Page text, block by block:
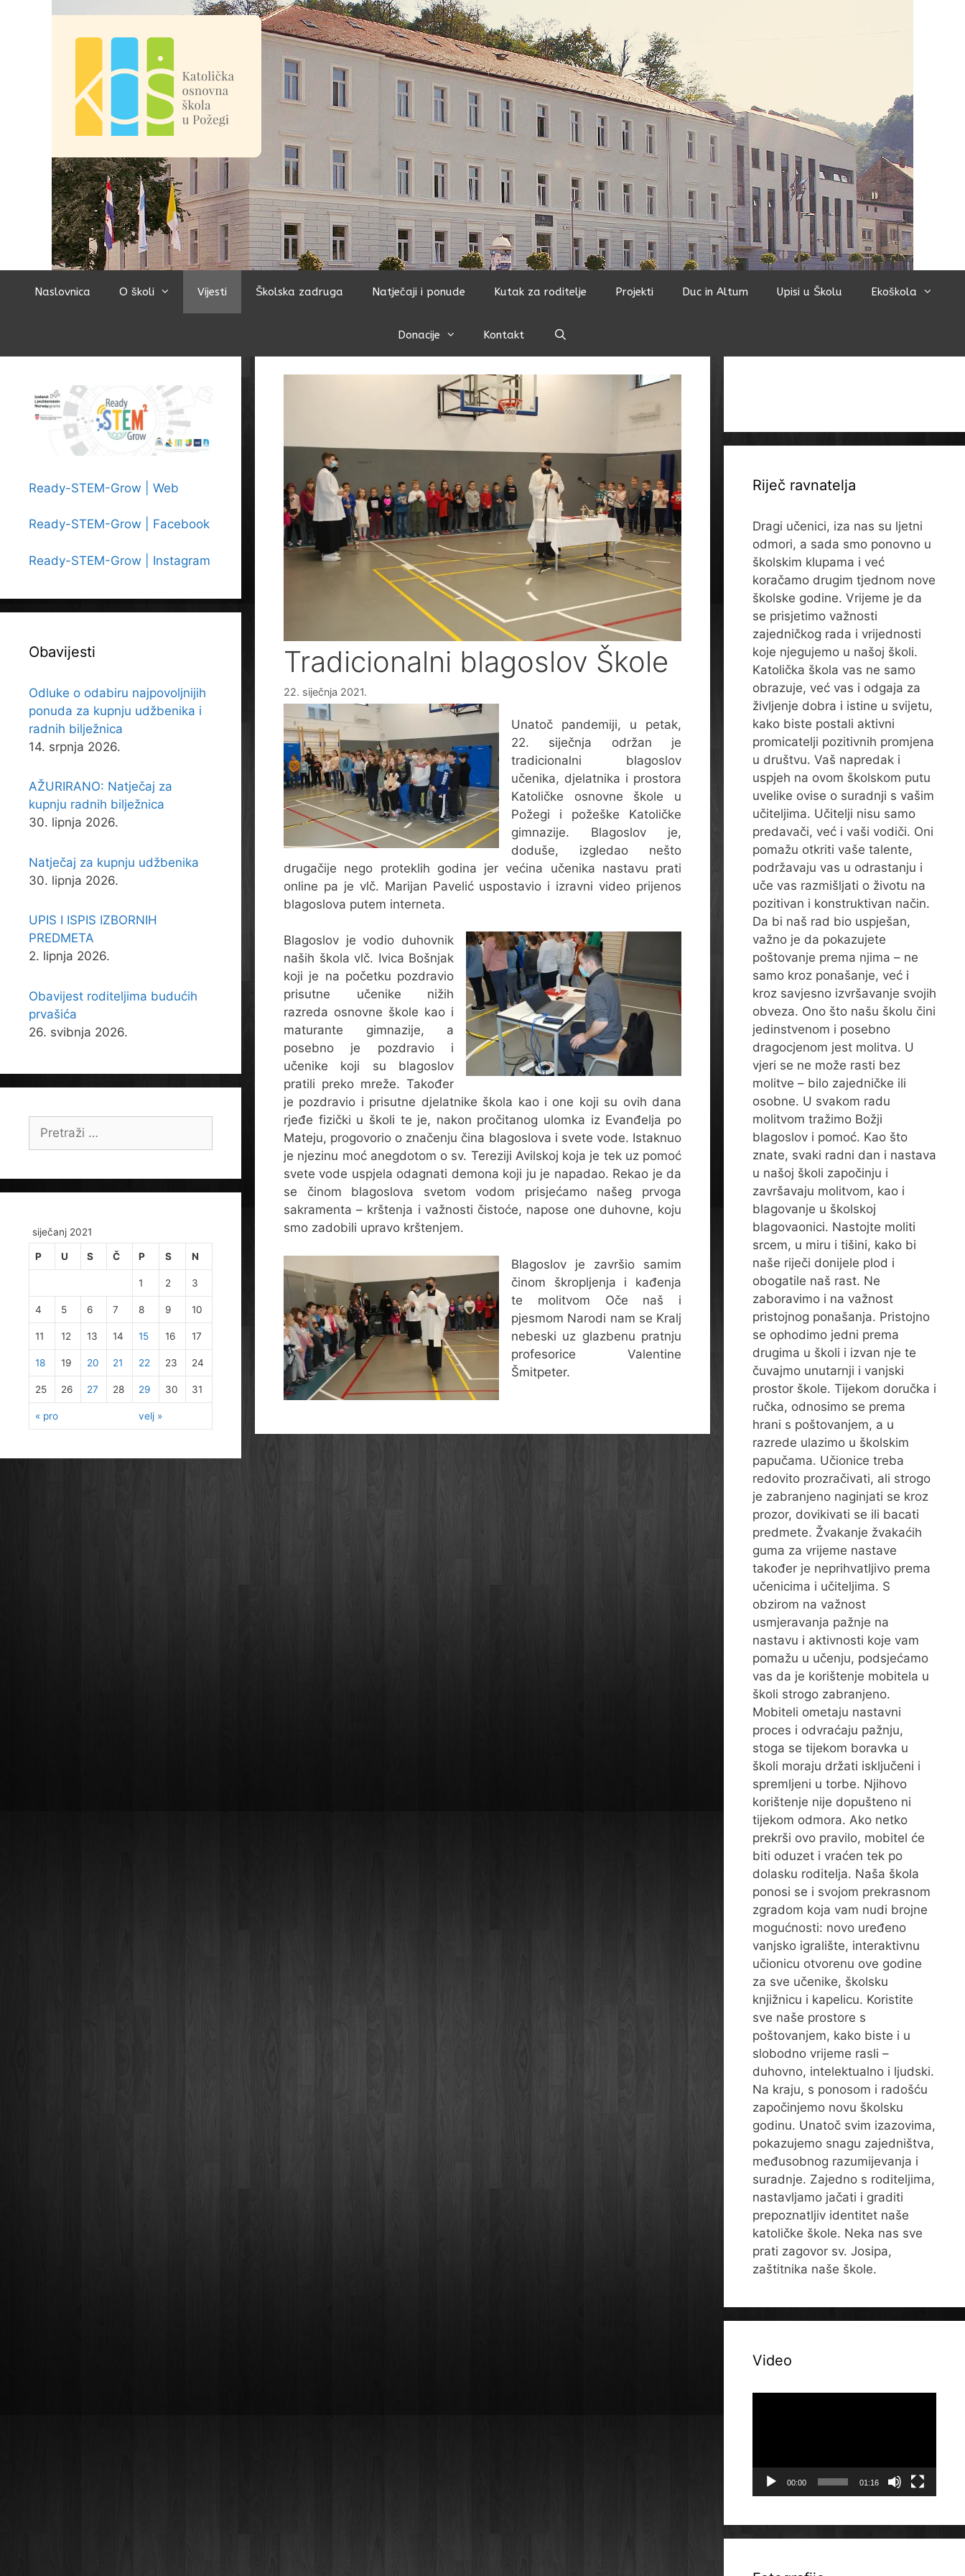
Naslovnica O školi Vijesti Školska zadruga Natječaji i ponude Kutak za roditelje Projekti Duc in Altum Upisi u Školu Ekoškola
Donacije Kontakt
Tradicionalni blagoslov Škole
22. siječnja 2021.
Unatoč pandemiji, u petak,
22. siječnja održan je
tradicionalni blagoslov
učenika, djelatnika i prostora
Katoličke osnovne škole u
Požegi i požeške Katoličke
gimnazije. Blagoslov je,
doduše, izgledao nešto
drugačije nego proteklih godina jer većina učenika nastavu prati
online pa je vlč. Marijan Pavelić uspostavio i izravni video prijenos
blagoslova putem interneta.
Blagoslov je vodio duhovnik
naših škola vlč. Ivica Bošnjak
koji je na početku pozdravio
prisutne učenike nižih
razreda osnovne škole kao i
maturante gimnazije, a
posebno je pozdravio i
učenike koji su blagoslov
pratili preko mreže. Također
je pozdravio i prisutne djelatnike škola kao i one koji su ovih dana
rjeđe fizički u školi te je, nakon pročitanog ulomka iz Evanđelja po
Mateju, progovorio o značenju čina blagoslova i svete vode. Istaknuo
je njezinu moć anegdotom o sv. Tereziji Avilskoj koja je tek uz pomoć
svete vode uspjela odagnati demona koji ju je napadao. Rekao je da
se činom blagoslova svetom vodom prisjećamo našeg prvoga
sakramenta – krštenja i važnosti čistoće, napose one duhovne, koju
smo zadobili upravo krštenjem.
Blagoslov je završio samim
činom škropljenja i kađenja
te molitvom Oče naš i
pjesmom Narodi nam se Kralj
nebeski uz glazbenu pratnju
profesorice Valentine
Šmitpeter.
Ready-STEM-Grow | Web
Ready-STEM-Grow | Facebook
Ready-STEM-Grow | Instagram
Obavijesti
Odluke o odabiru najpovoljnijih
ponuda za kupnju udžbenika i
radnih bilježnica
14. srpnja 2026.
AŽURIRANO: Natječaj za
kupnju radnih bilježnica
30. lipnja 2026.
Natječaj za kupnju udžbenika
30. lipnja 2026.
UPIS I ISPIS IZBORNIH
PREDMETA
2. lipnja 2026.
Obavijest roditeljima budućih
prvašića
26. svibnja 2026.
siječanj 2021
P U S Č P S N
« pro velj »
1 2 3
4 5 6 7 8 9 10
11 12 13 14 15 16 17
18 19 20 21 22 23 24
25 26 27 28 29 30 31
Riječ ravnatelja
Dragi učenici, iza nas su ljetni
odmori, a sada smo ponovno u
školskim klupama i već
koračamo drugim tjednom nove
školske godine. Vrijeme je da
se prisjetimo važnosti
zajedničkog rada i vrijednosti
koje njegujemo u našoj školi.
Katolička škola vas ne samo
obrazuje, već vas i odgaja za
življenje dobra i istine u svijetu,
kako biste postali aktivni
promicatelji pozitivnih promjena
u društvu. Vaš napredak i
uspjeh na ovom školskom putu
uvelike ovise o suradnji s vašim
učiteljima. Učitelji nisu samo
predavači, već i vaši vodiči. Oni
pomažu otkriti vaše talente,
podržavaju vas u odrastanju i
uče vas razmišljati o životu na
pozitivan i konstruktivan način.
Da bi naš rad bio uspješan,
važno je da pokazujete
poštovanje prema njima – ne
samo kroz ponašanje, već i
kroz savjesno izvršavanje svojih
obveza. Ono što našu školu čini
jedinstvenom i posebno
dragocjenom jest molitva. U
vjeri se ne može rasti bez
molitve – bilo zajedničke ili
osobne. U svakom radu
molitvom tražimo Božji
blagoslov i pomoć. Kao što
znate, svaki radni dan i nastava
u našoj školi započinju i
završavaju molitvom, kao i
blagovanje u školskoj
blagovaonici. Nastojte moliti
srcem, u miru i tišini, kako bi
naše riječi donijele plod i
obogatile naš rast. Ne
zaboravimo i na važnost
pristojnog ponašanja. Pristojno
se ophodimo jedni prema
drugima u školi i izvan nje te
čuvajmo unutarnji i vanjski
prostor škole. Tijekom doručka i
ručka, odnosimo se prema
hrani s poštovanjem, a u
razrede ulazimo u školskim
papučama. Učionice treba
redovito prozračivati, ali strogo
je zabranjeno naginjati se kroz
prozor, dovikivati se ili bacati
predmete. Žvakanje žvakaćih
guma za vrijeme nastave
također je neprihvatljivo prema
učenicima i učiteljima. S
obzirom na važnost
usmjeravanja pažnje na
nastavu i aktivnosti koje vam
pomažu u učenju, podsjećamo
vas da je korištenje mobitela u
školi strogo zabranjeno.
Mobiteli ometaju nastavni
proces i odvraćaju pažnju,
stoga se tijekom boravka u
školi moraju držati isključeni i
spremljeni u torbe. Njihovo
korištenje nije dopušteno ni
tijekom odmora. Ako netko
prekrši ovo pravilo, mobitel će
biti oduzet i vraćen tek po
dolasku roditelja. Naša škola
ponosi se i svojom prekrasnom
zgradom koja vam nudi brojne
mogućnosti: novo uređeno
vanjsko igralište, interaktivnu
učionicu otvorenu ove godine
za sve učenike, školsku
knjižnicu i kapelicu. Koristite
sve naše prostore s
poštovanjem, kako biste i u
slobodno vrijeme rasli –
duhovno, intelektualno i ljudski.
Na kraju, s ponosom i radošću
započinjemo novu školsku
godinu. Unatoč svim izazovima,
pokazujemo snagu zajedništva,
međusobnog razumijevanja i
suradnje. Zajedno s roditeljima,
nastavljamo jačati i graditi
prepoznatljiv identitet naše
katoličke škole. Neka nas sve
prati zagovor sv. Josipa,
zaštitnika naše škole.
Video
00:00 01:16